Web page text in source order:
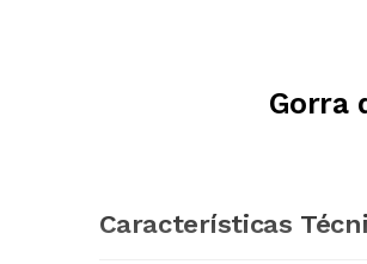
Gorra
Características